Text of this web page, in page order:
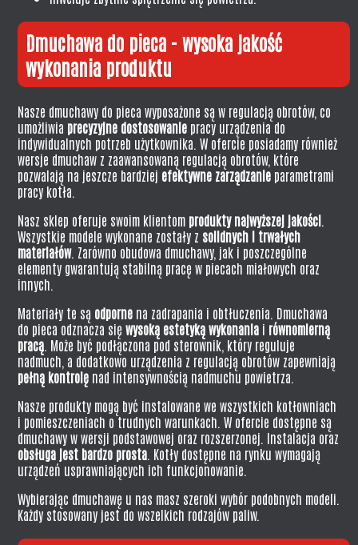
Dmuchawa do pieca - wysoka jakość
wykonania produktu
Nasze dmuchawy do pieca wyposażone są w regulacją obrotów, co
umożliwia precyzyjne dostosowanie pracy urządzenia do
indywidualnych potrzeb użytkownika. W ofercie posiadamy również
wersje dmuchaw z zaawansowaną regulacją obrotów, które
pozwalają na jeszcze bardziej efektywne zarządzanie parametrami
pracy kotła.
Nasz sklep oferuje swoim klientom produkty najwyższej jakości
Wszystkie modele wykonane zostały z solidnych i trwałych
materiałów. Zarówno obudowa dmuchawy, jak i poszczególne
elementy gwarantują stabilną pracę w piecach miałowych oraz
innych.
Materiały te są odporne na zadrapania i obtłuczenia. Dmuchawa
do pieca odznacza sięwysoką estetyką wykonania i równomierną
pracą . Może być podłączona pod sterownik, który reguluje
nadmuch, a dodatkowo urządzenia z regulacją obrotów zapewniają
pełną kontrolę nad intensywnością nadmuchu powietrza.
Nasze produkty mogą być instalowane we wszystkich kotłowniach
i pomieszczeniach o trudnych warunkach. W ofercie dostępne są
dmuchawy w wersji podstawowej oraz rozszerzonej. Instalacja oraz
obsługa jest bardzo prosta . Kotły dostępne na rynku wymagają
urządzeń usprawniających ich funkcjonowanie.
Wybierając dmuchawę u nas masz szeroki wybór podobnych modeli.
Każdy stosowany jest do wszelkich rodzajów paliw.